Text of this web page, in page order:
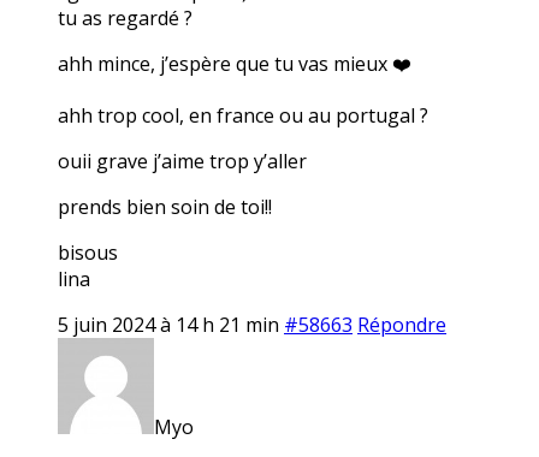
tu as regardé ?
ahh mince, j’espère que tu vas mieux ❤️
ahh trop cool, en france ou au portugal ?
ouii grave j’aime trop y’aller
prends bien soin de toi!!
bisous
lina
5 juin 2024 à 14 h 21 min #58663 Répondre
Myo